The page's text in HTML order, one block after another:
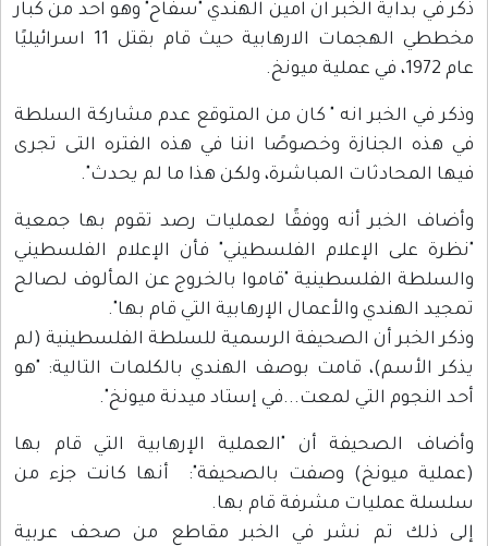
ذكر في بداية الخبر ان امين الهندي "سفاح" وهو احد من كبار
مخططي الهجمات الارهابية حيث قام بقتل 11 اسرائيليًا
عام 1972، في عملية ميونخ.
وذكر في الخبر انه " كان من المتوقع عدم مشاركة السلطة
في هذه الجنازة وخصوصًا اننا في هذه الفتره التى تجرى
فيها المحادثات المباشرة، ولكن هذا ما لم يحدث".
وأضاف الخبر أنه ووفقًا لعمليات رصد تقوم بها جمعية
"نظرة على الإعلام الفلسطيني" فأن الإعلام الفلسطيني
والسلطة الفلسطينية "قاموا بالخروج عن المألوف لصالح
تمجيد الهندي والأعمال الإرهابية التي قام بها".
وذكر الخبر أن الصحيفة الرسمية للسلطة الفلسطينية (لم
يذكر الأسم)، قامت بوصف الهندي بالكلمات التالية: "هو
أحد النجوم التي لمعت...في إستاد ميدنة ميونخ".
وأضاف الصحيفة أن "العملية الإرهابية التي قام بها
(عملية ميونخ) وصفت بالصحيفة": أنها كانت جزء من
سلسلة عمليات مشرفة قام بها.
إلى ذلك تم نشر في الخبر مقاطع من صحف عربية